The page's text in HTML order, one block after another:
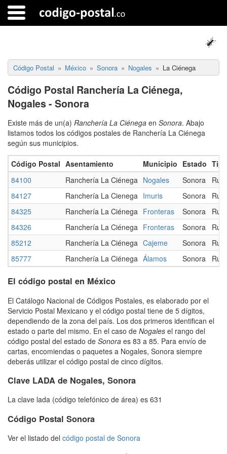
Código Postal México Sonora Nogales La Ciénega
Código Postal Ranchería La Ciénega,
Nogales - Sonora
Existe más de un(a) Ranchería La Ciénega en Sonora. Abajo
listamos todos los códigos postales de Ranchería La Ciénega
según sus municipios.
Código Postal Asentamiento Municipio Estado Tipo
84100
Ranchería La Ciénega Nogales Sonora
84127
Ranchería La Cienega Imuris Sonora
84325
Ranchería La Ciénega Fronteras Sonora
84326
Ranchería La Ciénega Fronteras Sonora
85212
Ranchería La Ciénega Cajeme Sonora
85777
Ranchería La Ciénega Álamos Sonora
El código postal en México
El Catálogo Nacional de Códigos Postales, es elaborado por el
Servicio Postal Mexicano y el código postal tiene de 5 dígitos,
dependiendo de la zona del país. Los dos primeros identifican el
estado o parte del mismo. En el caso de Nogales el rango del
código postal del estado de Sonora es 83 a 85. Para envío de
cartas, encomiendas o paquetes a Nogales, Sonora siempre
deberás utilizar el código postal de cinco dígitos.
Clave LADA de Nogales, Sonora
La clave lada (código telefónico de área) es 631
Código Postal Sonora
Ver el listado del código postal de Sonora